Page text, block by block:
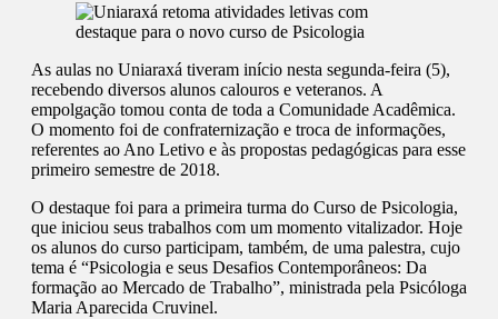
As aulas no Uniaraxá tiveram início nesta segunda-feira (5),
recebendo diversos alunos calouros e veteranos. A
empolgação tomou conta de toda a Comunidade Acadêmica.
O momento foi de confraternização e troca de informações,
referentes ao Ano Letivo e às propostas pedagógicas para esse
primeiro semestre de 2018.
O destaque foi para a primeira turma do Curso de Psicologia,
que iniciou seus trabalhos com um momento vitalizador. Hoje
os alunos do curso participam, também, de uma palestra, cujo
tema é “Psicologia e seus Desafios Contemporâneos: Da
formação ao Mercado de Trabalho”, ministrada pela Psicóloga
Maria Aparecida Cruvinel.